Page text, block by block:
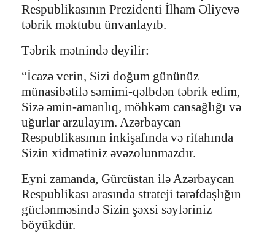
Respublikasının Prezidenti İlham Əliyevə
təbrik məktubu ünvanlayıb.
Təbrik mətnində deyilir:
“İcazə verin, Sizi doğum gününüz
münasibətilə səmimi-qəlbdən təbrik edim,
Sizə əmin-amanlıq, möhkəm cansağlığı və
uğurlar arzulayım. Azərbaycan
Respublikasının inkişafında və rifahında
Sizin xidmətiniz əvəzolunmazdır.
Eyni zamanda, Gürcüstan ilə Azərbaycan
Respublikası arasında strateji tərəfdaşlığın
güclənməsində Sizin şəxsi səyləriniz
böyükdür.